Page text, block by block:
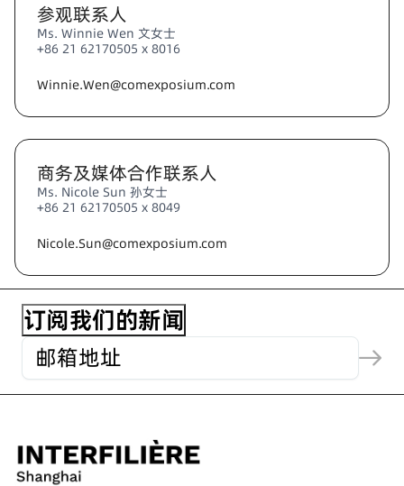
参观联系人
Ms. Winnie Wen 文女士
+86 21 62170505 x 8016
Winnie.Wen@comexposium.com
商务及媒体合作联系人
Ms. Nicole Sun 孙女士
+86 21 62170505 x 8049
Nicole.Sun@comexposium.com